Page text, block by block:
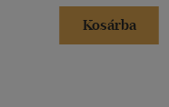
Kosárba